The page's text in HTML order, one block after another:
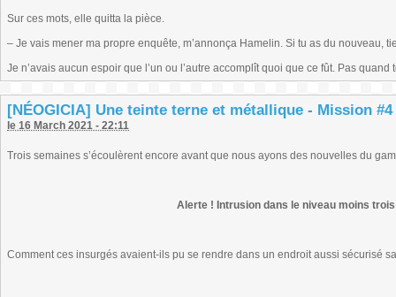
Sur ces mots, elle quitta la pièce.
– Je vais mener ma propre enquête, m’annonça Hamelin. Si tu as du nouveau,
Je n’avais aucun espoir que l’un ou l’autre accomplît quoi que ce fût. Pas quand
[NÉOGICIA] Une teinte terne et métallique - Mission
le 16 March 2021 - 22:11
Trois semaines s’écoulèrent encore avant que nous ayons des nouvelles du
Alerte ! Intrusion dans le niveau moins
Comment ces insurgés avaient-ils pu se rendre dans un endroit aussi sécurisé